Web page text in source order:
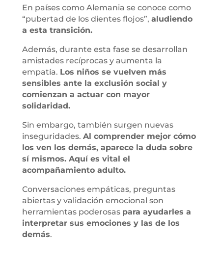
En países como Alemania se conoce como
“pubertad de los dientes flojos”, aludiendo
a esta transición.
Además, durante esta fase se desarrollan
amistades recíprocas y aumenta la
empatía. Los niños se vuelven más
sensibles ante la exclusión social y
comienzan a actuar con mayor
solidaridad.
Sin embargo, también surgen nuevas
inseguridades. Al comprender mejor cómo
los ven los demás, aparece la duda sobre
sí mismos. Aquí es vital el
acompañamiento adulto.
Conversaciones empáticas, preguntas
abiertas y validación emocional son
herramientas poderosas para ayudarles a
interpretar sus emociones y las de los
demás.